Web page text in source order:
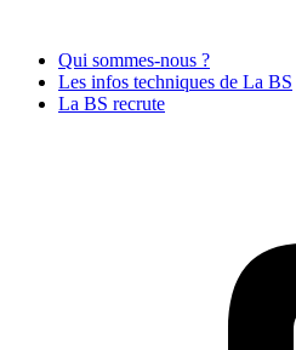
Qui sommes-nous ?
Les infos techniques de La BS
La BS recrute